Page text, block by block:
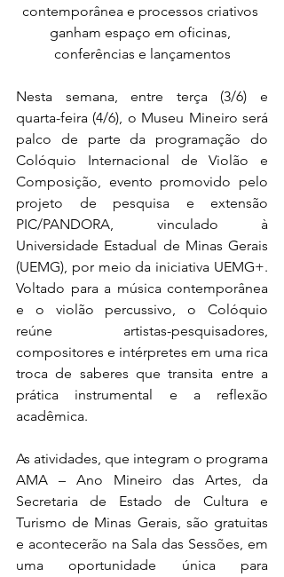
contemporânea e processos criativos
ganham espaço em oficinas,
conferências e lançamentos
Nesta semana, entre terça (3/6) e
quarta-feira (4/6), o Museu Mineiro será
palco de parte da programação do
Colóquio Internacional de Violão e
Composição, evento promovido pelo
projeto de pesquisa e extensão
PIC/PANDORA, vinculado à
Universidade Estadual de Minas Gerais
(UEMG), por meio da iniciativa UEMG+.
Voltado para a música contemporânea
e o violão percussivo, o Colóquio
reúne artistas-pesquisadores,
compositores e intérpretes em uma rica
troca de saberes que transita entre a
prática instrumental e a reflexão
acadêmica.
As atividades, que integram o programa
AMA – Ano Mineiro das Artes, da
Secretaria de Estado de Cultura e
Turismo de Minas Gerais, são gratuitas
e acontecerão na Sala das Sessões, em
uma oportunidade única para